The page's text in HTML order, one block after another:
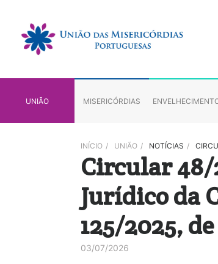
UNIÃO MISERICÓRDIAS
INÍCIO / UNIÃO / NOTÍCIAS /
Circular 48/
Jurídico da
125/2025,
03/07/2026